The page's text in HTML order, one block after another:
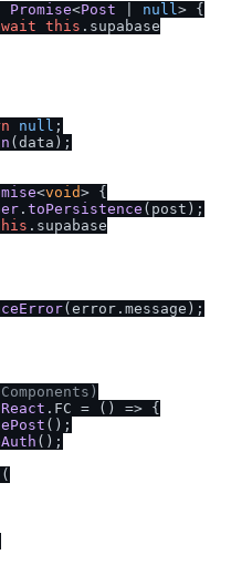
Promise<Post null> {
this . supabase
null ;
(data);
<void> {
. toPersistence (post);
. supabase
(error. message );
React . FC = () => {
();
();
(